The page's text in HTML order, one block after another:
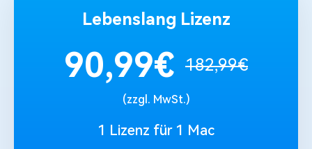
Lebenslang Lizenz
90,99€ 182,99€
(zzgl. MwSt.)
1 Lizenz für 1 Mac